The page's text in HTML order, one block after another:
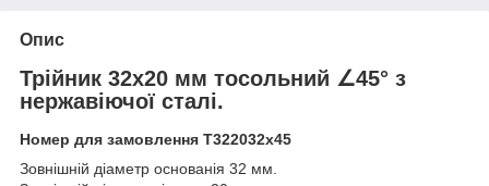
Опис
Трійник 32x20 мм тосольний ∠45° з
нержавіючої сталі.
Номер для замовлення Т322032х45
Зовнішній діаметр основанія 32 мм.